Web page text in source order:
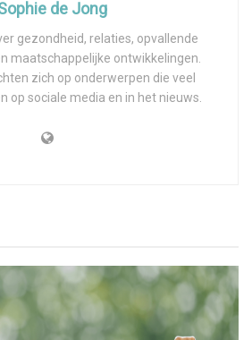
de Jong
gezondheid, relaties, opvallende
maatschappelijke ontwikkelingen.
zich op onderwerpen die veel
op sociale media en in het nieuws.